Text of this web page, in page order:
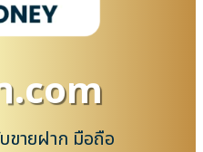
.com
ขายฝาก มือถือ